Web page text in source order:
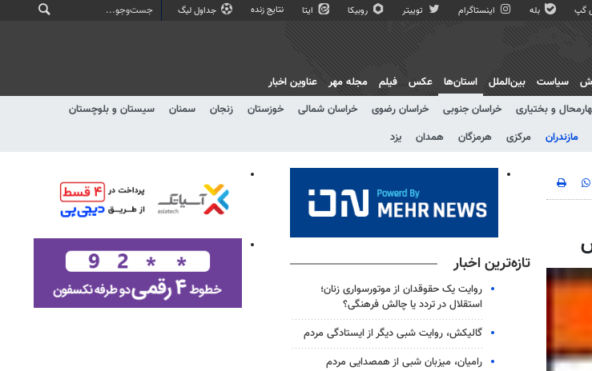
گپ بله اینستاگرام توییتر روبیکا ایتا نتایج زنده جداول لیگ
سیاست بین‌الملل
استان‌ها
و بختیاری خراسان جنوبی خراسان رضوی خراسان شمالی خوزستان زنجان سمنان
سیستان و بلوچستان
مازندران مرکزی هرمزگان همدان یزد
عکس فیلم مجله مهر عناوین اخبار
تازه‌ترین اخبار
روایت یک حقوقدان از موتورسواری زنان؛
استقلال در تردد یا چالش فرهنگی؟
گالیکش، روایت شبی دیگر از ایستادگی مردم
رامیان، میزبان شبی از همصدایی مردم